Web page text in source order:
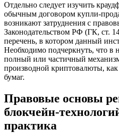
Отдельно следует изучить
обычным договором купли-
возникают затруднения с
Законодательством РФ (ГК, ст.
перечень, в котором данный
Необходимо подчеркнуть, что в
полный или частичный
производной криптовалюты,
бумаг.
Правовые основы
блокчейн-
практика